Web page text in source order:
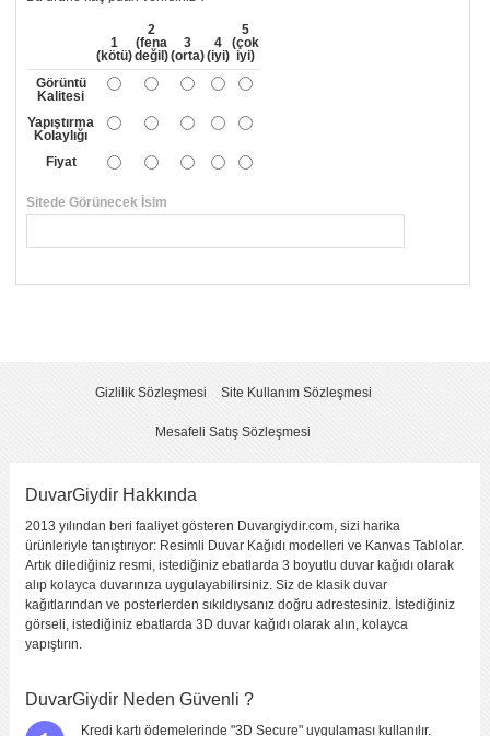
1
(kötü)
2
(fena
değil)
3
(orta)
4
(iyi)
5
(çok
iyi)
Görüntü
Kalitesi
Yapıştırma
Kolaylığı
Fiyat
Sitede Görünecek İsim
Yorumu Gönder
Gizlilik Sözleşmesi Site Kullanım Sözleşmesi
Mesafeli Satış Sözleşmesi
DuvarGiydir Hakkında
2013 yılından beri faaliyet gösteren Duvargiydir.com, sizi harika
ürünleriyle tanıştırıyor: Resimli Duvar Kağıdı modelleri ve Kanvas Tablolar.
Artık dilediğiniz resmi, istediğiniz ebatlarda 3 boyutlu duvar kağıdı olarak
alıp kolayca duvarınıza uygulayabilirsiniz. Siz de klasik duvar
kağıtlarından ve posterlerden sıkıldıysanız doğru adrestesiniz. İstediğiniz
görseli, istediğiniz ebatlarda 3D duvar kağıdı olarak alın, kolayca
yapıştırın.
DuvarGiydir Neden Güvenli ?
Kredi kartı ödemelerinde "3D Secure" uygulaması kullanılır.